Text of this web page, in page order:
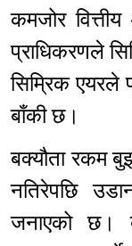
कमजोर
प्राधिकरणले
सिम्रिक एयरले
बाँकी छ।
बक्यौता रकम
नतिरेपछि
जनाएको छ।